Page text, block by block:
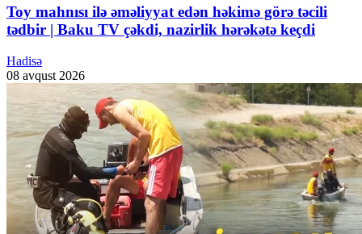
Toy mahnısı ilə əməliyyat edən həkimə görə təcili
tədbir | Baku TV çəkdi, nazirlik hərəkətə keçdi
Hadisə
08 avqust 2026